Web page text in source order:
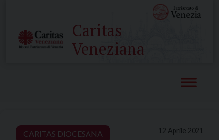
content
Caritas
Veneziana
12 Aprile 2021
CARITAS DIOCESANA